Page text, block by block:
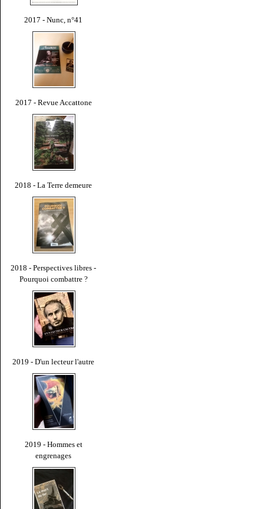
2017 - Nunc, n°41
2017 - Revue Accattone
2018 - La Terre demeure
2018 - Perspectives libres -
Pourquoi combattre ?
2019 - D'un lecteur l'autre
2019 - Hommes et
engrenages